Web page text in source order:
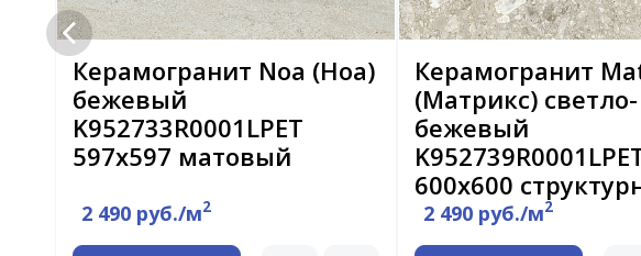
Керамогранит Noa (Ноа)
бежевый
K952733R0001LPET
597x597 матовый
2 490 руб./м2
Керамогранит
(Матрикс) светло-
бежевый
600x600
2 490 руб./м2